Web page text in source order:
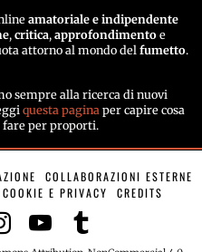
amatoriale e indipendente
, critica, approfondimento e
attorno al mondo del fumetto.
sempre alla ricerca di nuovi
questa pagina per capire cosa
fare per proporti.
COLLABORAZIONI ESTERNE
E PRIVACY CREDITS